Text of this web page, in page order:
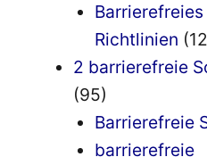
Richtlinien
2 barrierefreie
(95)
Barrierefreie
barrierefreie